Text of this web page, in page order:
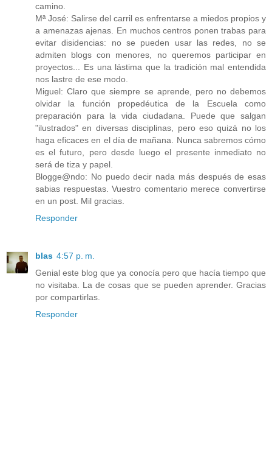
camino.
Mª José: Salirse del carril es enfrentarse a miedos propios y
a amenazas ajenas. En muchos centros ponen trabas para
evitar disidencias: no se pueden usar las redes, no se
admiten blogs con menores, no queremos participar en
proyectos... Es una lástima que la tradición mal entendida
nos lastre de ese modo.
Miguel: Claro que siempre se aprende, pero no debemos
olvidar la función propedéutica de la Escuela como
preparación para la vida ciudadana. Puede que salgan
"ilustrados" en diversas disciplinas, pero eso quizá no los
haga eficaces en el día de mañana. Nunca sabremos cómo
es el futuro, pero desde luego el presente inmediato no
será de tiza y papel.
Blogge@ndo: No puedo decir nada más después de esas
sabias respuestas. Vuestro comentario merece convertirse
en un post. Mil gracias.
Responder
blas 4:57 p. m.
Genial este blog que ya conocía pero que hacía tiempo que
no visitaba. La de cosas que se pueden aprender. Gracias
por compartirlas.
Responder